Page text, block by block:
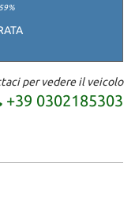
per vedere il veicolo
+39 0302185303